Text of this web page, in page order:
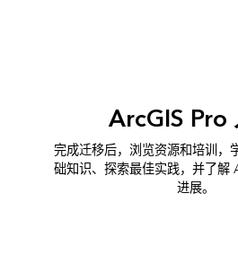
ArcGIS Pro
完成迁移后，浏览资源和培训，
础知识、探索最佳实践，并了解
进展。